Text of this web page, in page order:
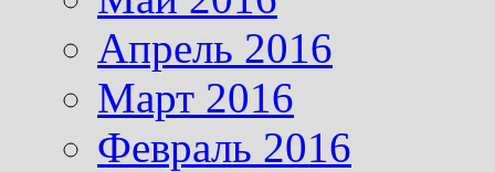
Апрель 2016
Март 2016
Февраль 2016